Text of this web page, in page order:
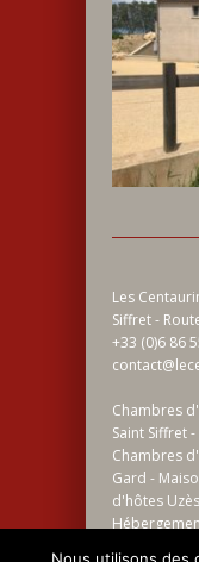
Les
Siffret -
+33 (0)6 86
Chambres
Saint Siffret
Chambres
Gard -
d'hôtes